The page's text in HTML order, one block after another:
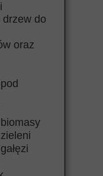
drzew do
oraz